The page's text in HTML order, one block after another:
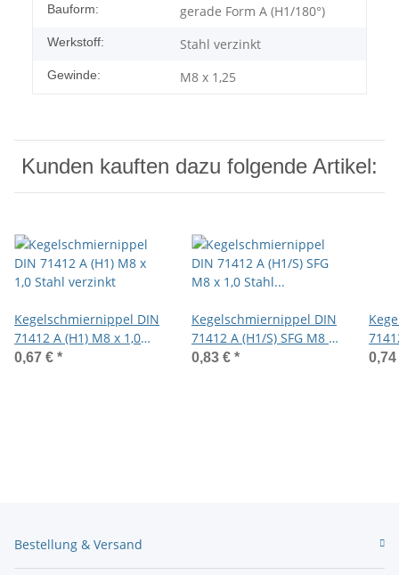
Bauform: gerade Form A (H1/180°)
Werkstoff: Stahl verzinkt
Gewinde: M8 x 1,25
Kunden kauften dazu folgende Artikel:
Kegelschmiernippel DIN
71412 A (H1) M8 x 1,0
Stahl verzinkt
0,67 € *
Kegelschmiernippel DIN
71412 A (H1/S) SFG M8 x
1,0 Stahl gelb verzinkt
0,83 € *
Bestellung & Versand